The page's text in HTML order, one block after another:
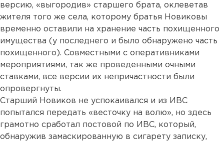
версию, «выгородив» старшего брата, оклеветав
жителя того же села, которому братья Новиковы
временно оставили на хранение часть похищенного
имущества (у последнего и было обнаружено часть
похищенного). Совместными с оперативниками
мероприятиями, так же проведенными очными
ставками, все версии их непричастности были
опровергнуты.
Старший Новиков не успокаивался и из ИВС
попытался передать «весточку на волю», но здесь
грамотно сработал постовой по ИВС, который,
обнаружив замаскированную в сигарету записку,